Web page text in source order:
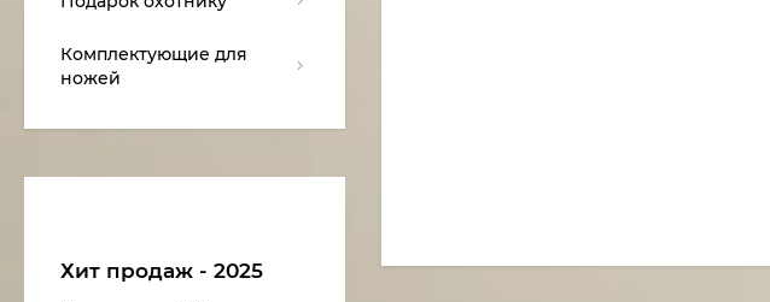
Комплектующие для
ножей
Хит продаж - 2025